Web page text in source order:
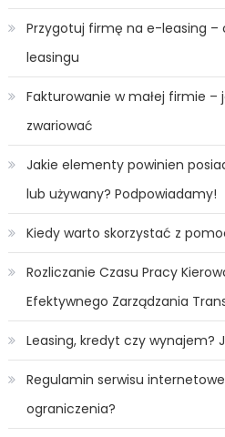
Przygotuj firmę na e-leasing –
leasingu
Fakturowanie w małej firmie –
zwariować
Jakie elementy powinien
lub używany? Podpowiadamy!
Kiedy warto skorzystać z
Rozliczanie Czasu Pracy
Efektywnego Zarządzania
Leasing, kredyt czy wynajem?
Regulamin serwisu
ograniczenia?